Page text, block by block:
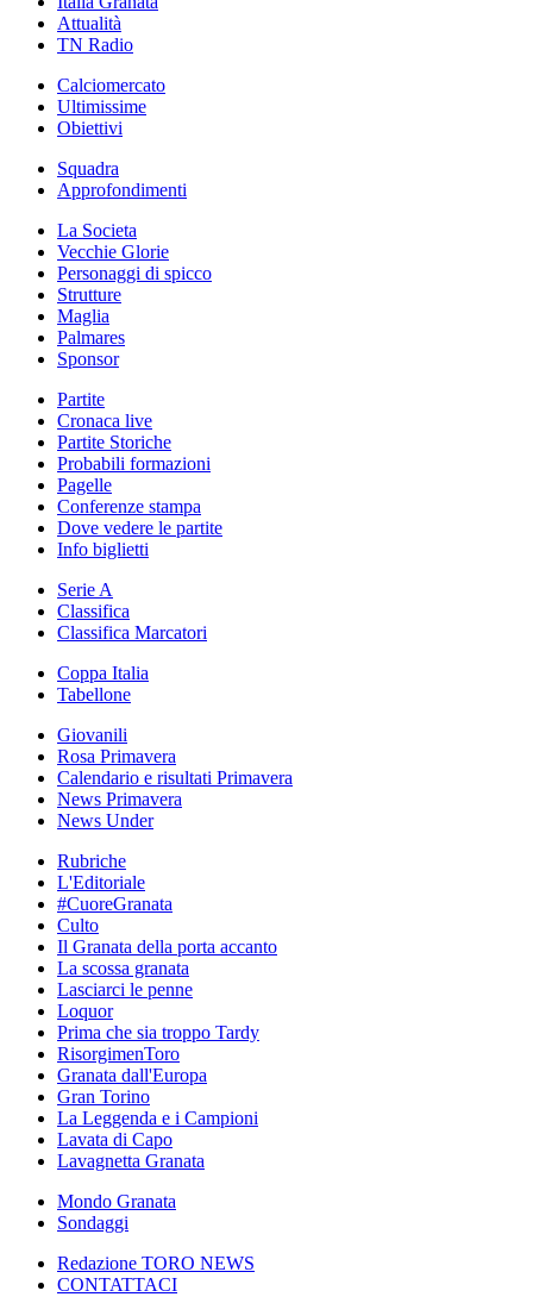
Attualità
TN Radio
Calciomercato
Ultimissime
Obiettivi
Squadra
Approfondimenti
La Societa
Vecchie Glorie
Personaggi di spicco
Strutture
Maglia
Palmares
Sponsor
Partite
Cronaca live
Partite Storiche
Probabili formazioni
Pagelle
Conferenze stampa
Dove vedere le partite
Info biglietti
Serie A
Classifica
Classifica Marcatori
Coppa Italia
Tabellone
Giovanili
Rosa Primavera
Calendario e risultati Primavera
News Primavera
News Under
Rubriche
L'Editoriale
#CuoreGranata
Culto
Il Granata della porta accanto
La scossa granata
Lasciarci le penne
Loquor
Prima che sia troppo Tardy
RisorgimenToro
Granata dall'Europa
Gran Torino
La Leggenda e i Campioni
Lavata di Capo
Lavagnetta Granata
Mondo Granata
Sondaggi
Redazione TORO NEWS
CONTATTACI